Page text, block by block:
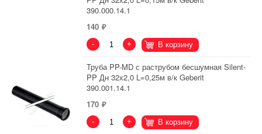
390.000.14.1
140
- + В корзину
Труба PP-MD с раструбом бесшумная Silent-
PP Дн 32х2,0 L=0,25м в/к Geberit
390.001.14.1
170
- + В корзину